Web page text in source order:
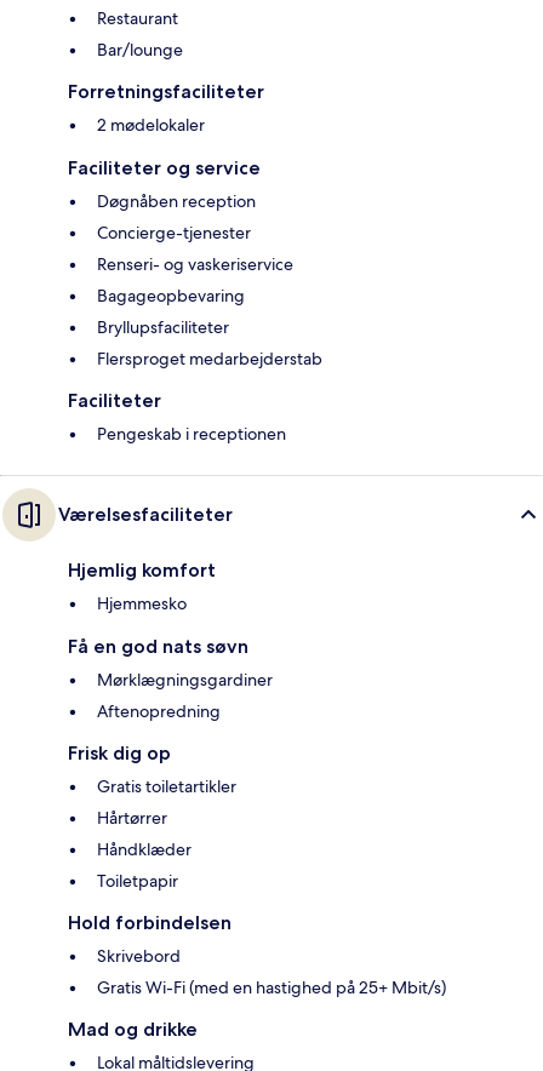
Restaurant
Bar/lounge
Forretningsfaciliteter
2 mødelokaler
Faciliteter og service
Døgnåben reception
Concierge-tjenester
Renseri- og vaskeriservice
Bagageopbevaring
Bryllupsfaciliteter
Flersproget medarbejderstab
Faciliteter
Pengeskab i receptionen
Værelsesfaciliteter
Hjemlig komfort
Hjemmesko
Få en god nats søvn
Mørklægningsgardiner
Aftenopredning
Frisk dig op
Gratis toiletartikler
Hårtørrer
Håndklæder
Toiletpapir
Hold forbindelsen
Skrivebord
Gratis Wi-Fi (med en hastighed på 25+ Mbit/s)
Mad og drikke
Lokal måltidslevering